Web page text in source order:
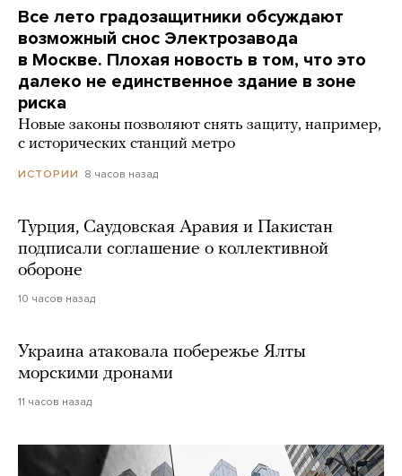
Все лето градозащитники обсуждают
возможный снос Электрозавода
в Москве. Плохая новость в том, что это
далеко не единственное здание в зоне
риска
Новые законы позволяют снять защиту, например,
с исторических станций метро
ИСТОРИИ 8 часов назад
Турция, Саудовская Аравия и Пакистан
подписали соглашение о коллективной
обороне
10 часов назад
Украина атаковала побережье Ялты
морскими дронами
11 часов назад